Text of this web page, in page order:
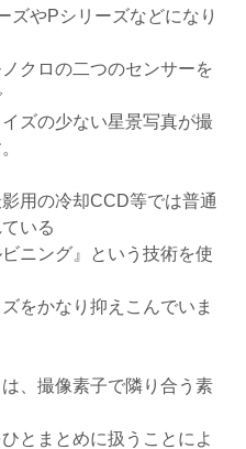
ズやPシリーズなどになり
クロの二つのセンサーを
ズの少ない星景写真が撮
用の冷却CCD等では普通
いる
ビニング』という技術を使
をかなり抑えこんでいま
、撮像素子で隣り合う素
とまとめに扱うことによ